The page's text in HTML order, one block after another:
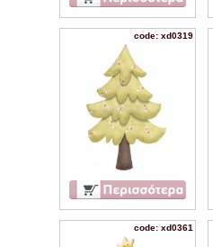
code: xd0319
code: xd0361